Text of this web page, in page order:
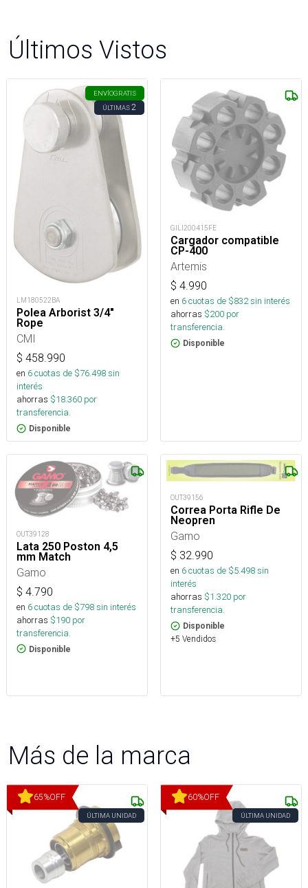
Últimos Vistos
ENVÍOGRATIS
ÚLTIMAS2
LM180522BA
Polea Arborist 3/4"
Rope
CMI
$ 458.990
en 6cuotas de $76.498sin
interés
ahorras $18.360 por
transferencia.
Disponible
GILI200415FE
Cargador compatible
CP-400
Artemis
$ 4.990
en 6cuotas de $832sin interés
ahorras $200 por
transferencia.
Disponible
OUT39128
Lata 250 Poston 4,5
mm Match
Gamo
$ 4.790
en 6cuotas de $798sin interés
ahorras $190 por
transferencia.
Disponible
OUT39156
Correa Porta Rifle De
Neopren
Gamo
$ 32.990
en 6cuotas de $5.498sin
interés
ahorras $1.320 por
transferencia.
Disponible
+5 Vendidos
Más de la marca
65%OFF
ÚLTIMA UNIDAD
60%OFF
ÚLTIMA UNIDAD